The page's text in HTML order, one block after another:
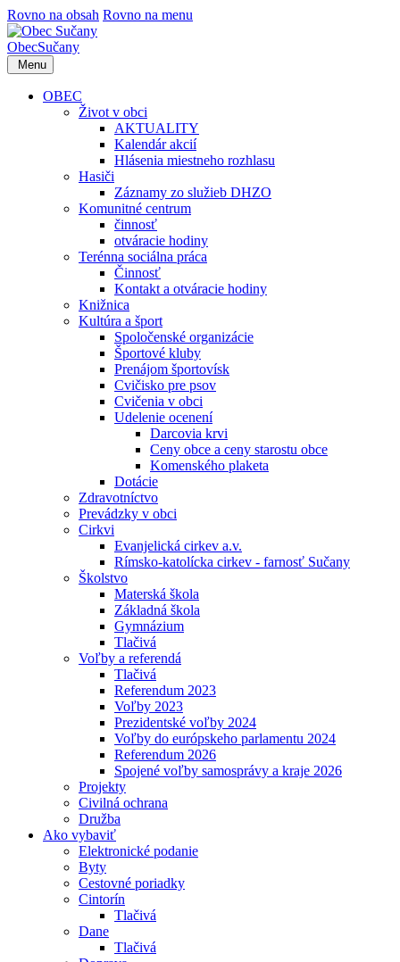
Rovno na obsah Rovno na menu
ObecSučany
Menu
OBEC
Život v obci
AKTUALITY
Kalendár akcií
Hlásenia miestneho rozhlasu
Hasiči
Záznamy zo služieb DHZO
Komunitné centrum
činnosť
otváracie hodiny
Terénna sociálna práca
Činnosť
Kontakt a otváracie hodiny
Knižnica
Kultúra a šport
Spoločenské organizácie
Športové kluby
Prenájom športovísk
Cvičisko pre psov
Cvičenia v obci
Udelenie ocenení
Darcovia krvi
Ceny obce a ceny starostu obce
Komenského plaketa
Dotácie
Zdravotníctvo
Prevádzky v obci
Cirkvi
Evanjelická cirkev a.v.
Rímsko-katolícka cirkev - farnosť Sučany
Školstvo
Materská škola
Základná škola
Gymnázium
Tlačivá
Voľby a referendá
Tlačivá
Referendum 2023
Voľby 2023
Prezidentské voľby 2024
Voľby do európskeho parlamentu 2024
Referendum 2026
Spojené voľby samosprávy a kraje 2026
Projekty
Civilná ochrana
Družba
Ako vybaviť
Elektronické podanie
Byty
Cestovné poriadky
Cintorín
Tlačivá
Dane
Tlačivá